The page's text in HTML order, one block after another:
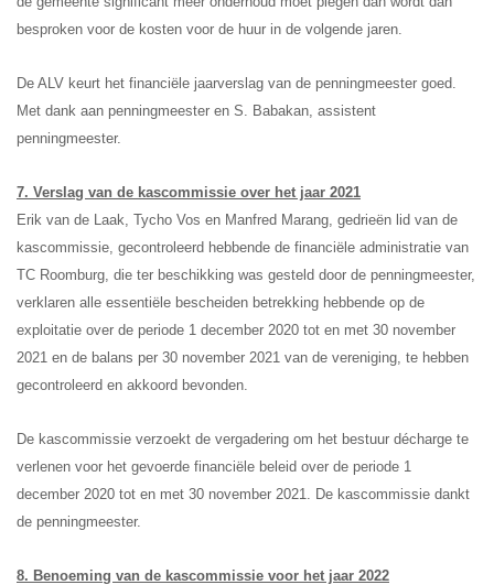
besproken voor de kosten voor de huur in de volgende jaren.
De ALV keurt het financiële jaarverslag van de penningmeester goed.
Met dank aan penningmeester en S. Babakan, assistent
penningmeester.
7. Verslag van de kascommissie over het jaar 2021
Erik van de Laak, Tycho Vos en Manfred Marang, gedrieën lid van de
kascommissie, gecontroleerd hebbende de financiële administratie van
TC Roomburg, die ter beschikking was gesteld door de penningmeester,
verklaren alle essentiële bescheiden betrekking hebbende op de
exploitatie over de periode 1 december 2020 tot en met 30 november
2021 en de balans per 30 november 2021 van de vereniging, te hebben
gecontroleerd en akkoord bevonden.
De kascommissie verzoekt de vergadering om het bestuur décharge te
verlenen voor het gevoerde financiële beleid over de periode 1
december 2020 tot en met 30 november 2021. De kascommissie dankt
de penningmeester.
8. Benoeming van de kascommissie voor het jaar 2022